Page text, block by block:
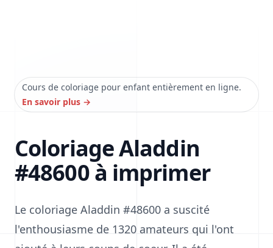
Cours de coloriage pour enfant entièrement en ligne.
En savoir plus →
Coloriage Aladdin
#48600 à imprimer
Le coloriage Aladdin #48600 a suscité
l'enthousiasme de 1320 amateurs qui l'ont